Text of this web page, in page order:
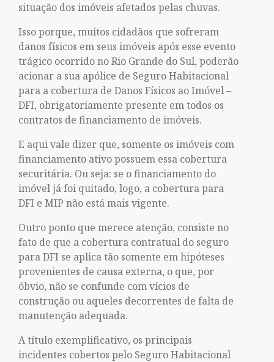
situação dos imóveis afetados pelas chuvas.
Isso porque, muitos cidadãos que sofreram
danos físicos em seus imóveis após esse evento
trágico ocorrido no Rio Grande do Sul, poderão
acionar a sua apólice de Seguro Habitacional
para a cobertura de Danos Físicos ao Imóvel –
DFI, obrigatoriamente presente em todos os
contratos de financiamento de imóveis.
E aqui vale dizer que, somente os imóveis com
financiamento ativo possuem essa cobertura
securitária. Ou seja: se o financiamento do
imóvel já foi quitado, logo, a cobertura para
DFI e MIP não está mais vigente.
Outro ponto que merece atenção, consiste no
fato de que a cobertura contratual do seguro
para DFI se aplica tão somente em hipóteses
provenientes de causa externa, o que, por
óbvio, não se confunde com vícios de
construção ou aqueles decorrentes de falta de
manutenção adequada.
A título exemplificativo, os principais
incidentes cobertos pelo Seguro Habitacional